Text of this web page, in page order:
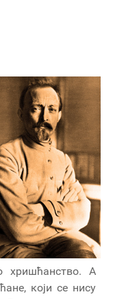
хришћанство. А
који се нису